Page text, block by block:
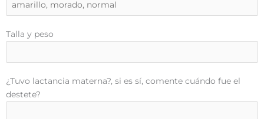
Talla y peso
¿Tuvo lactancia materna?, si es sí, comente cuándo fue el
destete?